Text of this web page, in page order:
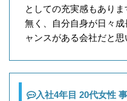
としての充実感もあり
無く、自分自身が日々
ャンスがある会社だと思
入社4年目 20代女性